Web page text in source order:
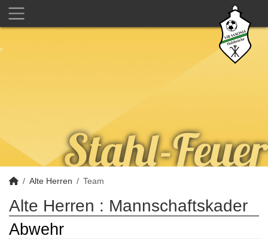
Alte Herren Team
Alte Herren : Mannschaftskader
Abwehr